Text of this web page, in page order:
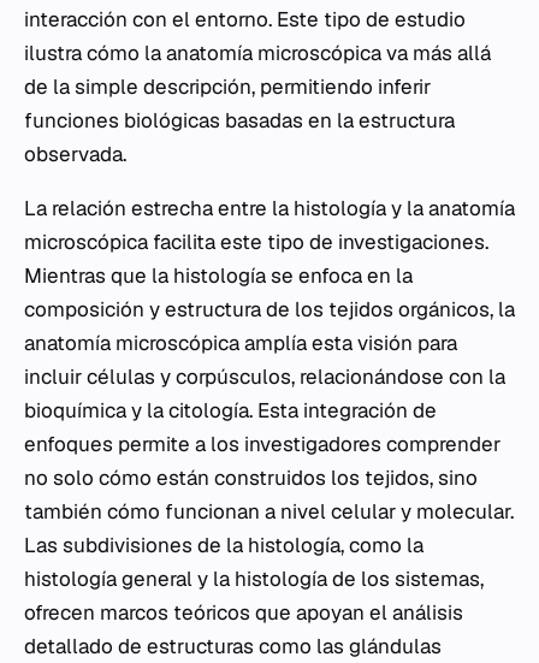
interacción con el entorno. Este tipo de estudio
ilustra cómo la anatomía microscópica va más allá
de la simple descripción, permitiendo inferir
funciones biológicas basadas en la estructura
observada.
La relación estrecha entre la histología y la anatomía
microscópica facilita este tipo de investigaciones.
Mientras que la histología se enfoca en la
composición y estructura de los tejidos orgánicos, la
anatomía microscópica amplía esta visión para
incluir células y corpúsculos, relacionándose con la
bioquímica y la citología. Esta integración de
enfoques permite a los investigadores comprender
no solo cómo están construidos los tejidos, sino
también cómo funcionan a nivel celular y molecular.
Las subdivisiones de la histología, como la
histología general y la histología de los sistemas,
ofrecen marcos teóricos que apoyan el análisis
detallado de estructuras como las glándulas